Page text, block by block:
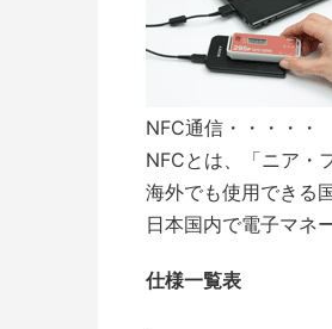
NFC通信・・・・・
NFCとは、「ニア・
海外でも使用できる
日本国内で電子マネ
仕様一覧表